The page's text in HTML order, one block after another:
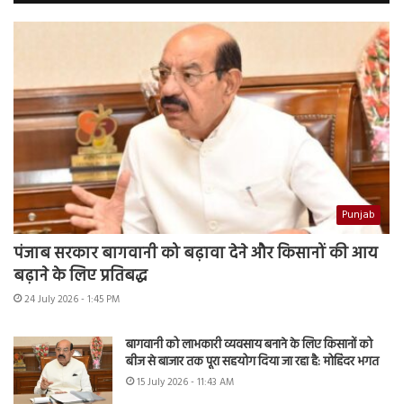
Punjab
पंजाब सरकार बागवानी को बढ़ावा देने और किसानों की आय
बढ़ाने के लिए प्रतिबद्ध
24 July 2026 - 1:45 PM
बागवानी को लाभकारी व्यवसाय बनाने के लिए किसानों को
बीज से बाजार तक पूरा सहयोग दिया जा रहा है: मोहिंदर भगत
15 July 2026 - 11:43 AM